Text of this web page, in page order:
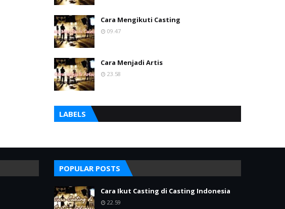
Cara Mengikuti Casting
09.47
Cara Menjadi Artis
23.58
LABELS
POPULAR POSTS
Cara Ikut Casting di Casting Indonesia
22.59